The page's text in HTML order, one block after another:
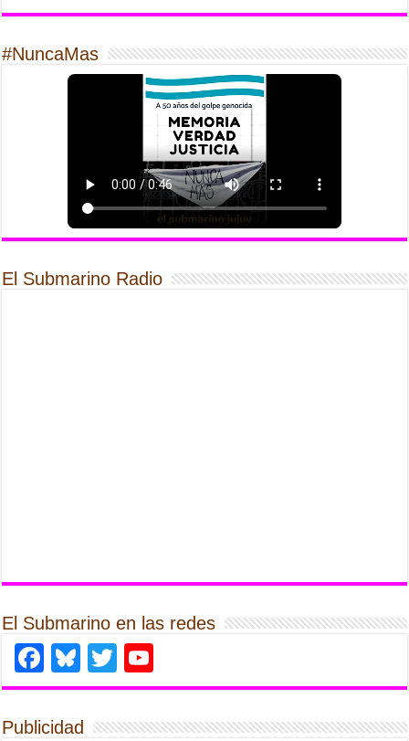
#NuncaMas
El Submarino Radio
El Submarino en las redes
Facebook
Bluesky
Twitter
Publicidad